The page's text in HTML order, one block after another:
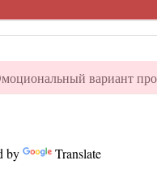
вариант
by Translate